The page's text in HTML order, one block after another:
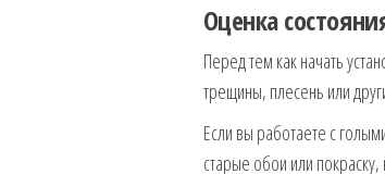
Оценка
Перед тем как начать
трещины, плесень или
Если вы работаете с
старые обои или